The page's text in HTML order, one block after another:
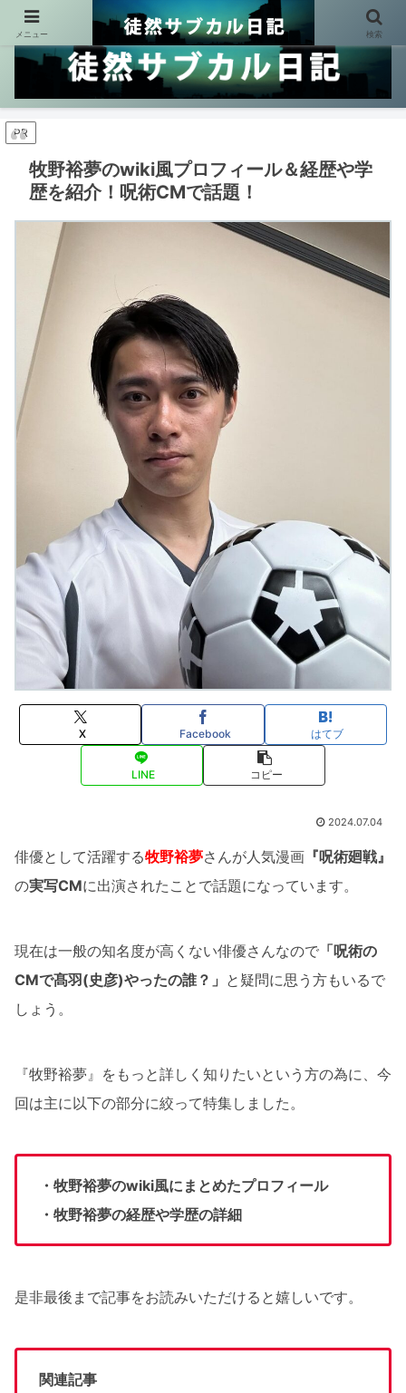
PR
牧野裕夢のwiki風プロフィール＆経歴や学
歴を紹介！呪術CMで話題！
X Facebook はてブ
LINE コピー
2024.07.04
俳優として活躍する牧野裕夢さんが人気漫画 『呪術廻戦』
の実写CMに出演されたことで話題になっています。
現在は一般の知名度が高くない俳優さんなので 「呪術の
CMで髙羽(史彦)やったの誰？」 と疑問に思う方もいるで
しょう。
『牧野裕夢』をもっと詳しく知りたいという方の為に、今
回は主に以下の部分に絞って特集しました。
・牧野裕夢のwiki風にまとめたプロフィール
・牧野裕夢の経歴や学歴の詳細
是非最後まで記事をお読みいただけると嬉しいです。
関連記事
メニュー 検索